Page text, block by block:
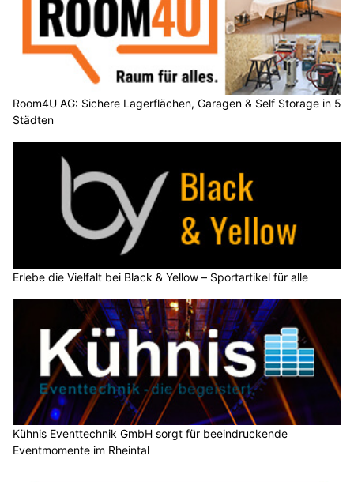
Room4U AG: Sichere Lagerflächen, Garagen & Self Storage in 5
Städten
Erlebe die Vielfalt bei Black & Yellow – Sportartikel für alle
Kühnis Eventtechnik GmbH sorgt für beeindruckende
Eventmomente im Rheintal